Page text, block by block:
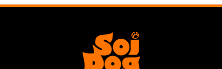
Amphoe Mueang Phuket,
081 895 3277 (24 Stunden, 7 Tage die